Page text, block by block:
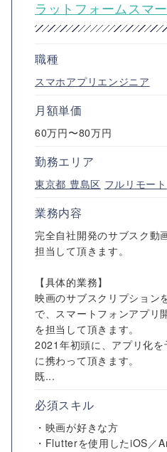
ラットフォームスマ
職種
スマホアプリエンジニア
月額単価
60万円〜80万円
勤務エリア
東京都 豊島区 フルリモート
業務内容
完全自社開発のサブスク動
担当して頂きます。
【具体的業務】
映画のサブスクリプション
で、スマートフォンアプリ
を担当して頂きます。
2021年初頭に、アプリ化
に携わって頂きます。
既...
必須スキル
・映画が好きな方
・Flutterを使用したiOS／